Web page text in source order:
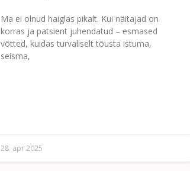
Ma ei olnud haiglas pikalt. Kui näitajad on
korras ja patsient juhendatud – esmased
võtted, kuidas turvaliselt tõusta istuma,
seisma,
28. apr 2025